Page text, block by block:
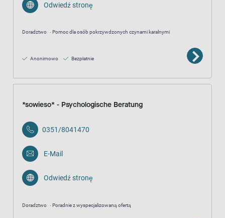
Odwiedź stronę
Doradztwo Pomoc dla osób pokrzywdzonych czynami karalnymi
Anonimowo Bezpłatnie
*sowieso* - Psychologische Beratung
0351/8041470
E-Mail
Odwiedź stronę
Doradztwo Poradnie z wyspecjalizowaną ofertą